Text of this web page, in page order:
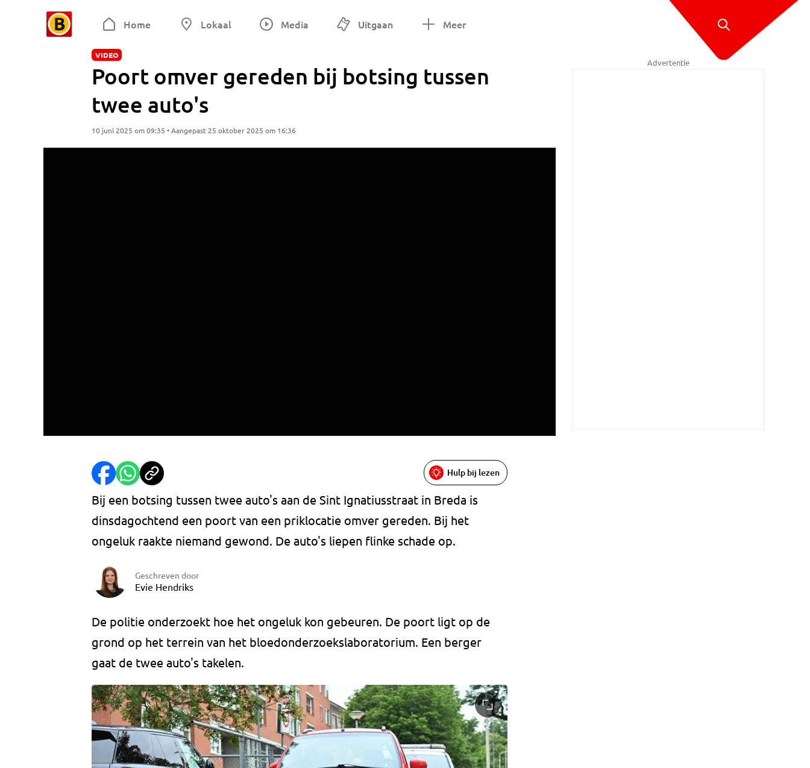
Home Lokaal Media Uitgaan Meer
VIDEO
Poort omver gereden bij botsing tussen
twee auto's
10 juni 2025 om 09:35 • Aangepast 25 oktober 2025 om 16:36
Hulp bij lezen
Bij een botsing tussen twee auto's aan de Sint Ignatiusstraat in Breda is
dinsdagochtend een poort van een priklocatie omver gereden. Bij het
ongeluk raakte niemand gewond. De auto's liepen flinke schade op.
Geschreven door
Evie Hendriks
De politie onderzoekt hoe het ongeluk kon gebeuren. De poort ligt op de
grond op het terrein van het bloedonderzoekslaboratorium. Een berger
gaat de twee auto's takelen.
Advertentie